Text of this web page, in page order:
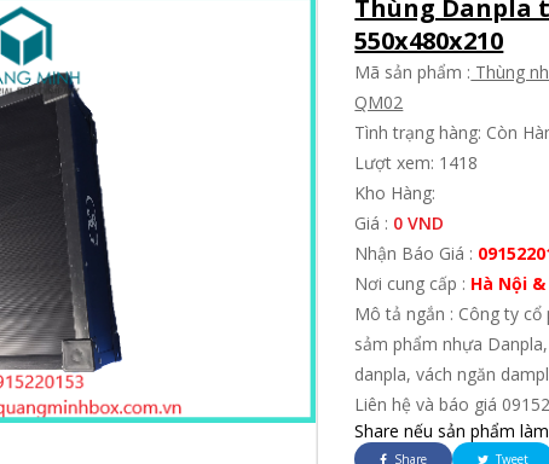
Thùng Danpla
550x480x210
Mã sản phẩm : Thùng
QM02
Tình trạng hàng: Còn
Lượt xem: 1418
Kho Hàng:
Giá : 0 VND
Nhận Báo Giá :
Nơi cung cấp : Hà Nội
Mô tả ngắn : Công ty cổ
sảm phẩm nhựa
danpla, vách ngăn
Liên hệ và báo giá
Share nếu sản phẩm
Share Tweet